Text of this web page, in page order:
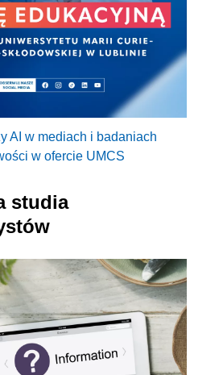
AI w mediach i badaniach
w ofercie UMCS
studia